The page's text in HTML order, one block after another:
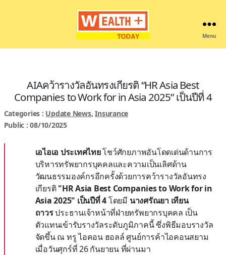
Menu
AIAคว้ารางวัลอันทรงเกียรติ “HR Asia Best
Companies to Work for in Asia 2025” เป็นปีที่ 4
Categories : Update News,Insurance
Public : 08/10/2025
เอไอเอ ประเทศไทยโชว์ศักยภาพอันโดดเด่นด้านการ
บริหารทรัพยากรบุคคลและความเป็นเลิศด้าน
วัฒนธรรมองค์กรอีกครั้งด้วยการคว้ารางวัลอันทรง
เกียรติ"HR Asia Best Companies to Work for in
Asia 2025" เป็นปีที่4โดยมี นางศรัณยา เทียน
ถาวรประธานเจ้าหน้าที่ฝ่ายทรัพยากรบุคคล เป็น
ตัวแทนเข้ารับรางวัลระดับภูมิภาคนี้ ซึ่งพิธีมอบรางวัล
จัดขึ้น ณ ทรู ไอคอน ฮอลล์ ศูนย์การค้าไอคอนสยาม
เมื่อวันศุกร์ที่26กันยายน ที่ผ่านมา